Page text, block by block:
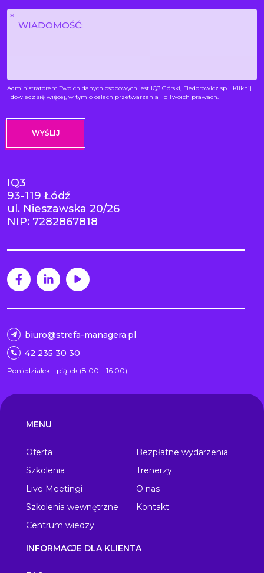
Wiadomość
Administratorem Twoich danych osobowych jest IQ3 Górski, Fiedorowicz sp.j. Kliknij
i dowiedz się więcej, w tym o celach przetwarzania i o Twoich prawach.
IQ3
93-119 Łódź
ul. Nieszawska 20/26
NIP: 7282867818
biuro@strefa-managera.pl
42 235 30 30
Poniedziałek - piątek (8.00 – 16.00)
MENU
Oferta
Szkolenia
Live Meetingi
Szkolenia wewnętrzne
Centrum wiedzy
Bezpłatne wydarzenia
Trenerzy
O nas
Kontakt
INFORMACJE DLA KLIENTA